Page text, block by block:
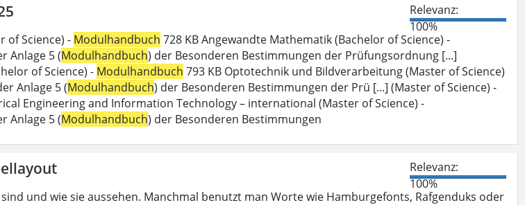
Relevanz:
100%
of Science) - Modulhandbuch 728 KB Angewandte Mathematik (Bachelor of Science) -
Anlage 5 (Modulhandbuch) der Besonderen Bestimmungen der Prüfungsordnung [...]
of Science) - Modulhandbuch 793 KB Optotechnik und Bildverarbeitung (Master of Science)
Anlage 5 (Modulhandbuch) der Besonderen Bestimmungen der Prü [...] (Master of Science) -
Engineering and Information Technology – international (Master of Science) -
Anlage 5 (Modulhandbuch) der Besonderen Bestimmungen
Relevanz:
100%
und wie sie aussehen. Manchmal benutzt man Worte wie Hamburgefonts, Rafgenduks oder